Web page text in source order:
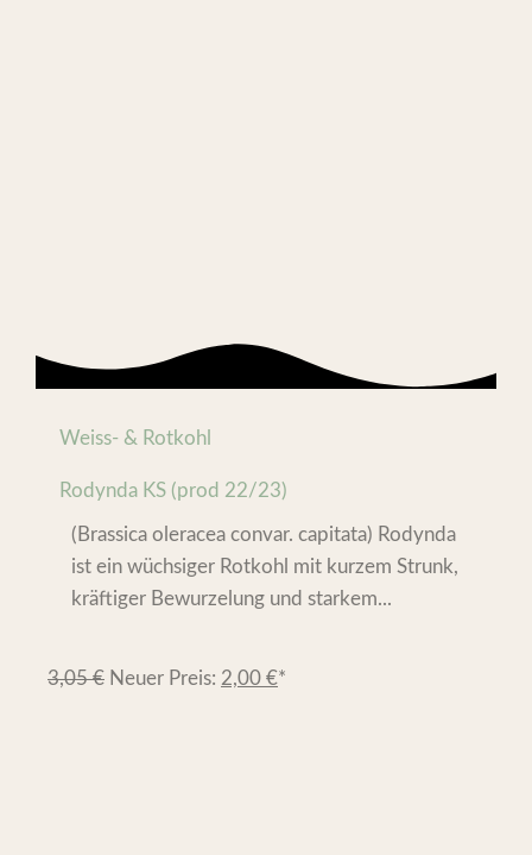
Weiss- & Rotkohl
Rodynda KS (prod 22/23)
(Brassica oleracea convar. capitata) Rodynda
ist ein wüchsiger Rotkohl mit kurzem Strunk,
kräftiger Bewurzelung und starkem...
3,05€ Neuer Preis: 2,00 €*